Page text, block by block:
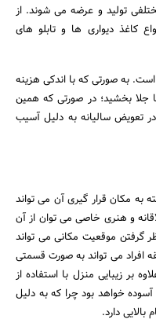
تولید و عرضه می شوند. از
کاغذ دیواری ها و تابلو های
به صورتی که با اندکی هزینه
جلا بخشید؛ در صورتی که همین
در تعویض سالیانه به دلیل آسیب
به مکان قرار گیری آن می تواند
و هنری خاصی می توان از آن
گرفتن موقعیت مکانی می تواند
افراد می تواند به صورت قسمتی
بر زیبایی منزل با استفاده از
آسوده خواهد بود چرا که به دلیل
دارد.